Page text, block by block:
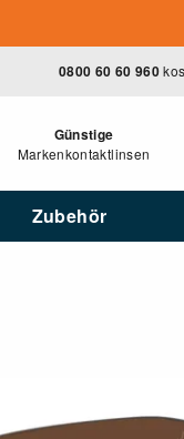
0800 60 60 960
Günstige
Markenkontaktlinsen
Zubehör